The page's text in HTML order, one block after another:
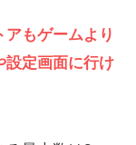
もゲームより
設定画面に行け